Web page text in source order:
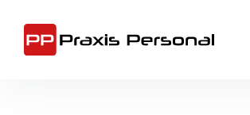
Inhalt
springen